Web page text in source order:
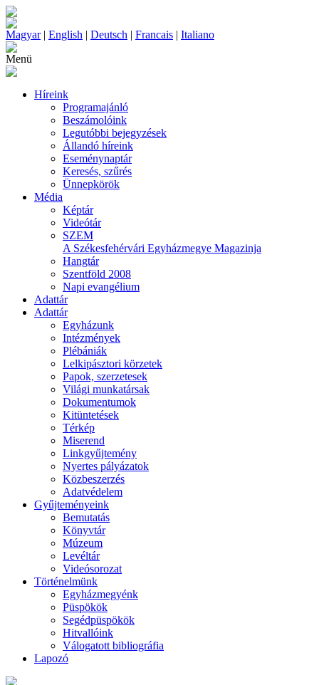
Magyar| English | Deutsch | Francais | Italiano
Menü
Híreink
Programajánló
Beszámolóink
Legutóbbi bejegyzések
Állandó híreink
Eseménynaptár
Keresés, szűrés
Ünnepkörök
Média
Képtár
Videótár
SZEM
A Székesfehérvári Egyházmegye Magazinja
Hangtár
Szentföld 2008
Napi evangélium
Adattár
Adattár
Egyházunk
Intézmények
Plébániák
Lelkipásztori körzetek
Papok, szerzetesek
Világi munkatársak
Dokumentumok
Kitüntetések
Térkép
Miserend
Linkgyűjtemény
Nyertes pályázatok
Közbeszerzés
Adatvédelem
Gyűjteményeink
Bemutatás
Könyvtár
Múzeum
Levéltár
Videósorozat
Történelmünk
Egyházmegyénk
Püspökök
Segédpüspökök
Hitvallóink
Válogatott bibliográfia
Lapozó